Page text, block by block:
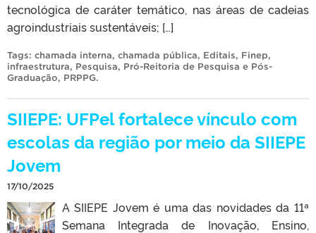
tecnológica de caráter temático, nas áreas de cadeias
agroindustriais sustentáveis; […]
Tags: chamada interna, chamada pública, Editais, Finep,
infraestrutura, Pesquisa, Pró-Reitoria de Pesquisa e Pós-
Graduação, PRPPG.
SIIEPE: UFPel fortalece vínculo com
escolas da região por meio da SIIEPE
Jovem
17/10/2025
A SIIEPE Jovem é uma das novidades da 11ª
Semana Integrada de Inovação, Ensino,